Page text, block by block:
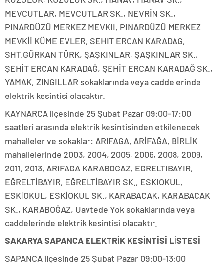
MEVCUTLAR, MEVCUTLAR SK., NEVRİN SK.,
PINARDÜZÜ MERKEZ MEVKII, PINARDÜZÜ MERKEZ
MEVKİİ KÜME EVLER, SEHIT ERCAN KARADAG,
SHT.GÜRKAN TÜRK, ŞAŞKINLAR, ŞAŞKINLAR SK.,
ŞEHİT ERCAN KARADAĞ, ŞEHİT ERCAN KARADAĞ SK.,
YAMAK, ZINGILLAR sokaklarında veya caddelerinde
elektrik kesintisi olacaktır.
KAYNARCA ilçesinde 25 Şubat Pazar 09:00-17:00
saatleri arasında elektrik kesintisinden etkilenecek
mahalleler ve sokaklar: ARIFAGA, ARİFAĞA, BİRLİK
mahallelerinde 2003, 2004, 2005, 2006, 2008, 2009,
2011, 2013, ARIFAGA KARABOGAZ, EGRELTIBAYIR,
EĞRELTİBAYIR, EĞRELTİBAYIR SK., ESKIOKUL,
ESKİOKUL, ESKİOKUL SK., KARABACAK, KARABACAK
SK., KARABOĞAZ, Uavtede Yok sokaklarında veya
caddelerinde elektrik kesintisi olacaktır.
SAKARYA SAPANCA ELEKTRİK KESİNTİSİ LİSTESİ
SAPANCA ilçesinde 25 Şubat Pazar 09:00-13:00